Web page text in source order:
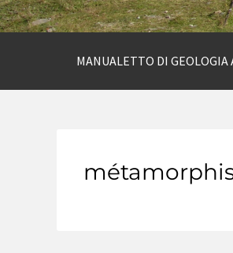
MANUALETTO DI GEOLOGIA